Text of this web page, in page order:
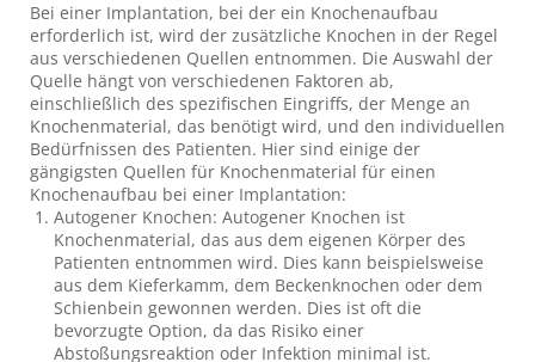
Bei einer Implantation, bei der ein Knochenaufbau
erforderlich ist, wird der zusätzliche Knochen in der Regel
aus verschiedenen Quellen entnommen. Die Auswahl der
Quelle hängt von verschiedenen Faktoren ab,
einschließlich des spezifischen Eingriffs, der Menge an
Knochenmaterial, das benötigt wird, und den individuellen
Bedürfnissen des Patienten. Hier sind einige der
gängigsten Quellen für Knochenmaterial für einen
Knochenaufbau bei einer Implantation:
Autogener Knochen: Autogener Knochen ist
Knochenmaterial, das aus dem eigenen Körper des
Patienten entnommen wird. Dies kann beispielsweise
aus dem Kieferkamm, dem Beckenknochen oder dem
Schienbein gewonnen werden. Dies ist oft die
bevorzugte Option, da das Risiko einer
Abstoßungsreaktion oder Infektion minimal ist.